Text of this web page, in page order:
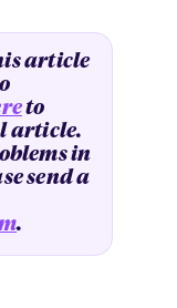
article
to
article.
in
send a
.